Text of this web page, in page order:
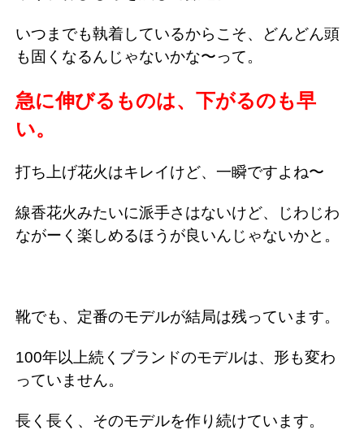
いつまでも執着しているからこそ、どんどん頭
も固くなるんじゃないかな〜って。
急に伸びるものは、下がるのも早
い。
打ち上げ花火はキレイけど、一瞬ですよね〜
線香花火みたいに派手さはないけど、じわじわ
ながーく楽しめるほうが良いんじゃないかと。
靴でも、定番のモデルが結局は残っています。
100年以上続くブランドのモデルは、形も変わ
っていません。
長く長く、そのモデルを作り続けています。